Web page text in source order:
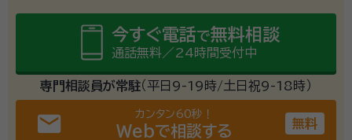
今すぐ電話で無料相談
通話無料／24時間受付中
専門相談員が常駐（平日9-19時/土日祝9-18時）
email カンタン60秒！
Webで相談する 無料